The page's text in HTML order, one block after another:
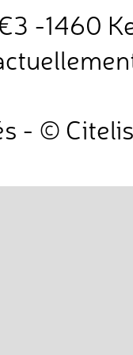
-1460
- ©